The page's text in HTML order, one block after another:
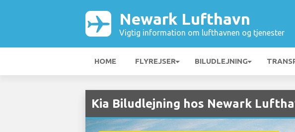
Newark Lufthavn
Vigtig information om lufthavnen og tjenester
HOME FLYREJSER BILUDLEJNING
Kia Biludlejning hos Newark